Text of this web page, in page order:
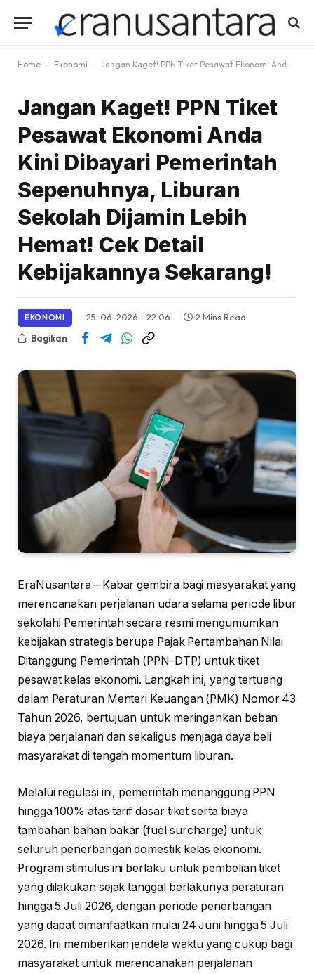
Home - Ekonomi - Jangan Kaget! PPN Tiket Pesawat Ekonomi Anda Kini Dibayari Pemerintah Sepenuhnya, Liburan Sekolah Dijamin Lebih Hemat! Cek Detail Kebijakannya Sekarang!
Jangan Kaget! PPN Tiket
Pesawat Ekonomi Anda
Kini Dibayari Pemerintah
Sepenuhnya, Liburan
Sekolah Dijamin Lebih
Hemat! Cek Detail
Kebijakannya Sekarang!
EKONOMI 25-06-2026 - 22.06
2 Mins Read
Bagikan
EraNusantara – Kabar gembira bagi masyarakat yang
merencanakan perjalanan udara selama periode libur
sekolah! Pemerintah secara resmi mengumumkan
kebijakan strategis berupa Pajak Pertambahan Nilai
Ditanggung Pemerintah (PPN-DTP) untuk tiket
pesawat kelas ekonomi. Langkah ini, yang tertuang
dalam Peraturan Menteri Keuangan (PMK) Nomor 43
Tahun 2026, bertujuan untuk meringankan beban
biaya perjalanan dan sekaligus menjaga daya beli
masyarakat di tengah momentum liburan.
Melalui regulasi ini, pemerintah menanggung PPN
hingga 100% atas tarif dasar tiket serta biaya
tambahan bahan bakar (fuel surcharge) untuk
seluruh penerbangan domestik kelas ekonomi.
Program stimulus ini berlaku untuk pembelian tiket
yang dilakukan sejak tanggal berlakunya peraturan
hingga 5 Juli 2026, dengan periode penerbangan
yang dapat dimanfaatkan mulai 24 Juni hingga 5 Juli
2026. Ini memberikan jendela waktu yang cukup bagi
masyarakat untuk merencanakan perjalanan